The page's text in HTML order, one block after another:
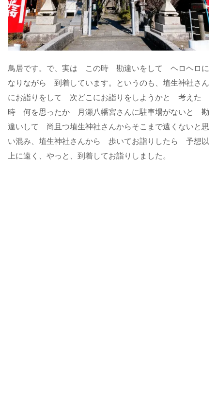
鳥居です。で、実は この時 勘違いをして ヘロヘロに
なりながら 到着しています。というのも、埴生神社さん
にお詣りをして 次どこにお詣りをしようかと 考えた
時 何を思ったか 月瀬八幡宮さんに駐車場がないと 勘
違いして 尚且つ埴生神社さんからそこまで遠くないと思
い混み、埴生神社さんから 歩いてお詣りしたら 予想以
上に遠く、やっと、到着してお詣りしました。